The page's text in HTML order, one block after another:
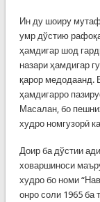
Ин ду шоиру
умр дўстию
ҳамдигар шод
назари ҳамдигар
қарор медодаанд.
ҳамдигарро
Масалан, бо
худро номгузорӣ
Доир ба дўстии
ховаршиноси
худро бо номи
онро соли 1965 ба